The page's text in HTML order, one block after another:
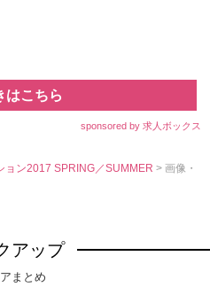
はこちら
sponsored by 求人ボックス
ョン2017 SPRING／SUMMER> 画像・
アップ
まとめ